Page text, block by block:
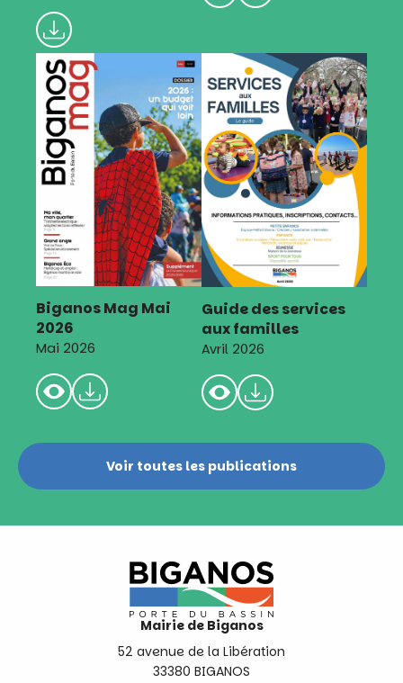
Biganos Mag Mai
2026
Mai 2026
Guide des services
aux familles
Avril 2026
Voir toutes les publications
Mairie de Biganos
52 avenue de la Libération
33380 BIGANOS